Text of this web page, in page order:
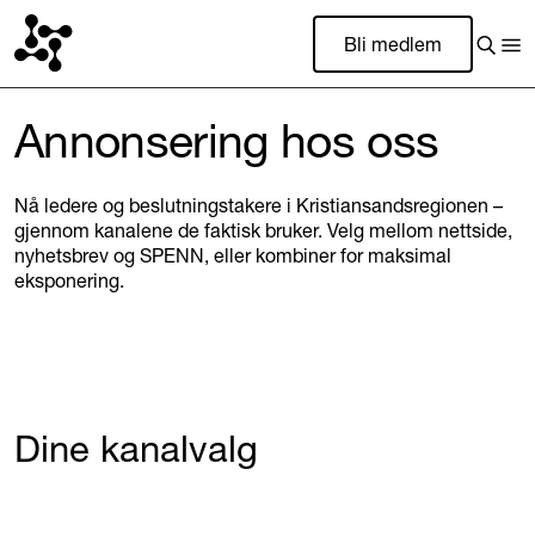
Bli medlem
Annonsering hos oss
Nå ledere og beslutningstakere i Kristiansandsregionen –
gjennom kanalene de faktisk bruker. Velg mellom nettside,
nyhetsbrev og SPENN, eller kombiner for maksimal
eksponering.
Dine kanalvalg